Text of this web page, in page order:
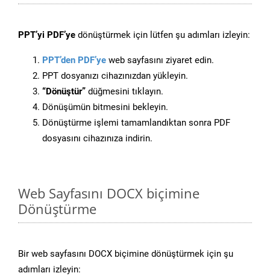
PPT’yi PDF’ye dönüştürmek için lütfen şu adımları izleyin:
PPT’den PDF’ye web sayfasını ziyaret edin.
PPT dosyanızı cihazınızdan yükleyin.
“Dönüştür” düğmesini tıklayın.
Dönüşümün bitmesini bekleyin.
Dönüştürme işlemi tamamlandıktan sonra PDF
dosyasını cihazınıza indirin.
Web Sayfasını DOCX biçimine
Dönüştürme
Bir web sayfasını DOCX biçimine dönüştürmek için şu
adımları izleyin: